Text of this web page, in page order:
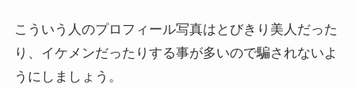
こういう人のプロフィール写真はとびきり美人だった
り、イケメンだったりする事が多いので騙されないよ
うにしましょう。